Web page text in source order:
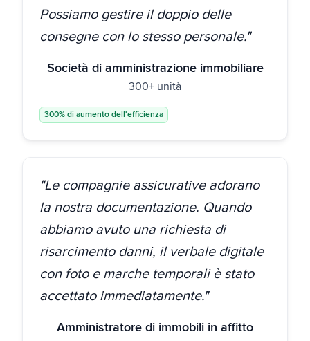
Possiamo gestire il doppio delle
consegne con lo stesso personale."
Società di amministrazione immobiliare
300+ unità
300% di aumento dell'efficienza
"Le compagnie assicurative adorano
la nostra documentazione. Quando
abbiamo avuto una richiesta di
risarcimento danni, il verbale digitale
con foto e marche temporali è stato
accettato immediatamente."
Amministratore di immobili in affitto